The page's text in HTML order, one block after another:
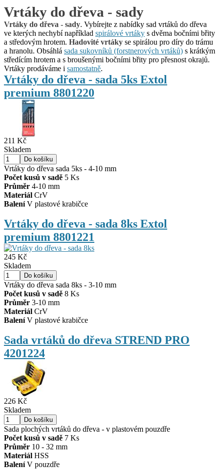
Vrtáky do dřeva - sady
Vrtáky do dřeva - sady. Vybírejte z nabídky sad vrtáků do dřeva
ve kterých nechybí například spirálové vrtáky s dvěma bočními břity
a středovým hrotem. Hadovité vrtáky se spirálou pro díry do trámu
a hranolu. Obsáhlá sada sukovníků (forstnerových vrtáků) s krátkým
středícím hrotem a s broušenými bočními břity pro přesnost okrajů.
Vrtáky prodáváme i samostatně.
Vrtáky do dřeva - sada 5ks Extol
premium 8801220
211 Kč
Skladem
Vrtáky do dřeva sada 5ks - 4-10 mm
Počet kusů v sadě 5 Ks
Průměr 4-10 mm
Materiál CrV
BaleníV plastové krabičce
Vrtáky do dřeva - sada 8ks Extol
premium 8801221
245 Kč
Skladem
Vrtáky do dřeva sada 8ks - 3-10 mm
Počet kusů v sadě 8 Ks
Průměr 3-10 mm
Materiál CrV
BaleníV plastové krabičce
Sada vrtáků do dřeva STREND PRO
4201224
226 Kč
Skladem
Sada plochých vrtáků do dřeva - v plastovém pouzdře
Počet kusů v sadě 7 Ks
Průměr 10 - 32 mm
Materiál HSS
BaleníV pouzdře